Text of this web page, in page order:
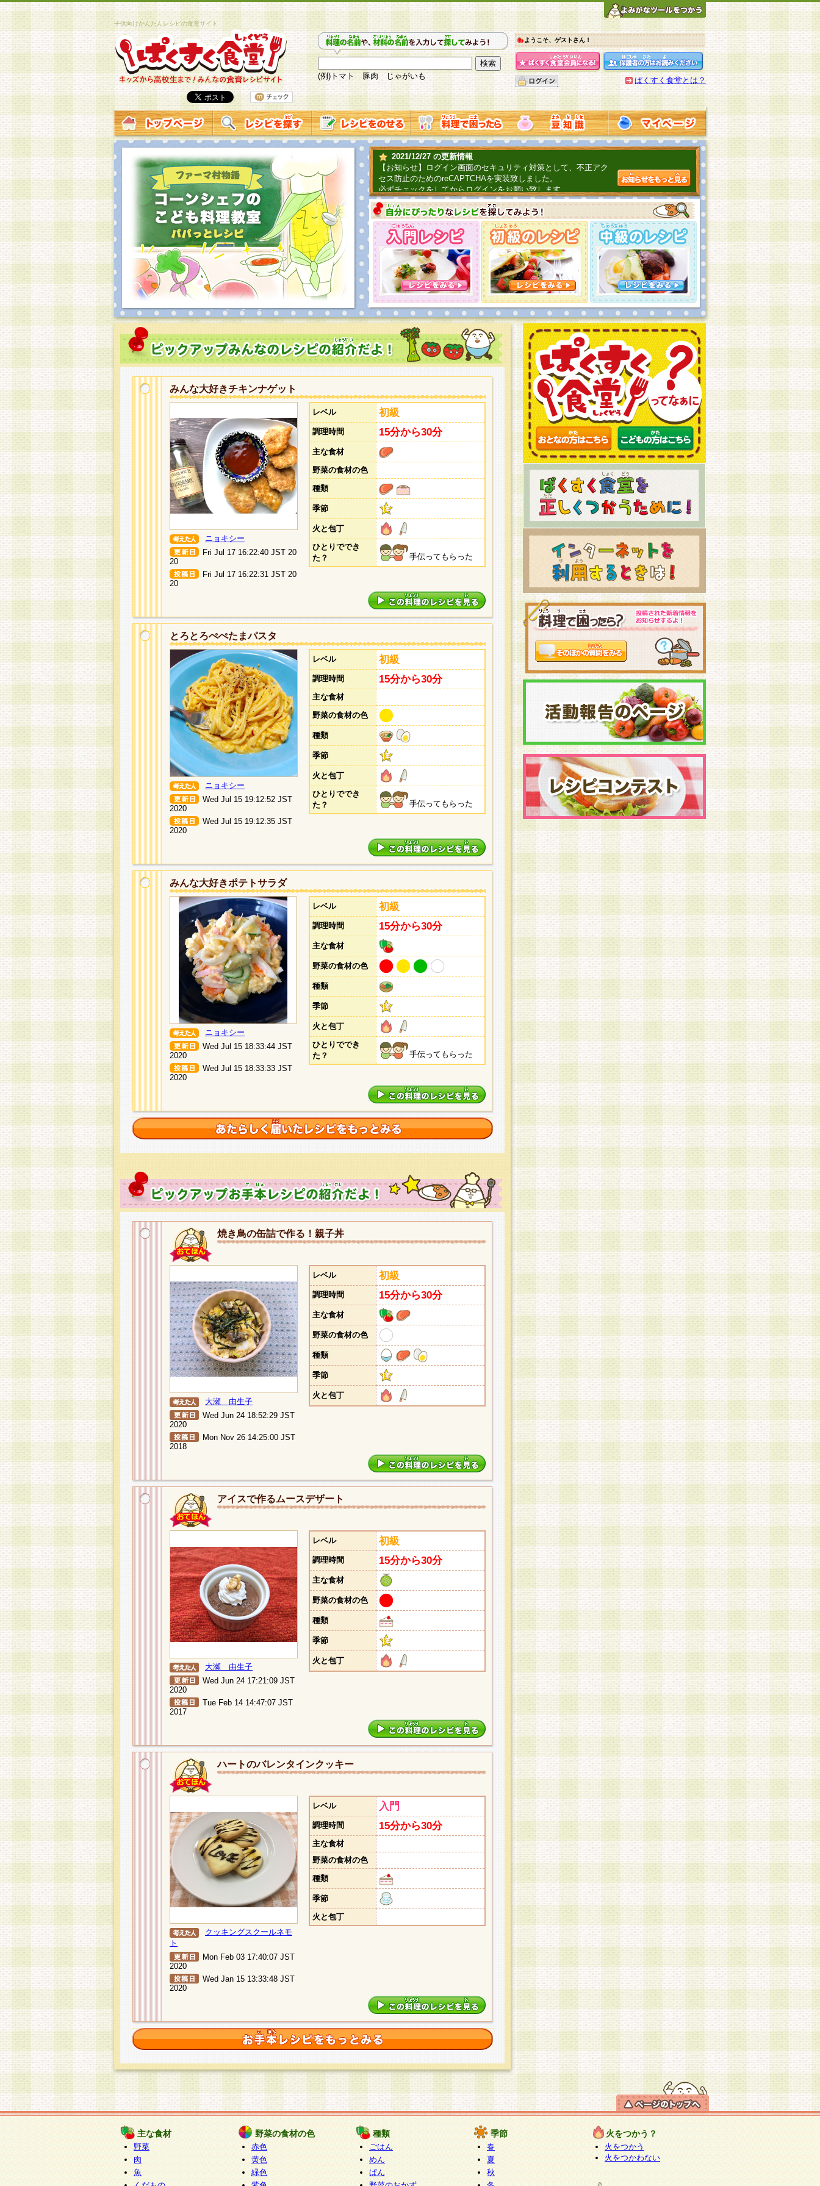
子供向けかんたんレシピの食育サイト
(例)トマト 豚肉 じゃがいも
ようこそ、ゲストさん！
ぱくすく食堂とは？
2021/12/27 の更新情報
【お知らせ】ログイン画面のセキュリティ対策として、不正アク
セス防止のためのreCAPTCHAを実装致しました。
必ずチェックをしてからログインをお願い致します。
2019/06/04 の更新情報
ファーマ村からコーンシェフが簡単レシピを紹介するよ！こちら
2018/07/01 の更新情報
チャレンジ企画第三弾！お母さん、お父さんへ日頃の感謝をこめ
てごはんを作ろう！は終了致しました。たくさんの投稿、ありが
とうございました。次回企画もお楽しみに！
みんな大好きチキンナゲット
ニョキシー
Fri Jul 17 16:22:40 JST 20
20
Fri Jul 17 16:22:31 JST 20
20
レベル 初級
調理時間 15分から30分
主な食材
野菜の食材の色
種類
季節
火と包丁
ひとりででき
た？
手伝ってもらった
とろとろぺぺたまパスタ
ニョキシー
Wed Jul 15 19:12:52 JST
2020
Wed Jul 15 19:12:35 JST
2020
レベル 初級
調理時間 15分から30分
主な食材
野菜の食材の色
種類
季節
火と包丁
ひとりででき
た？
手伝ってもらった
みんな大好きポテトサラダ
ニョキシー
Wed Jul 15 18:33:44 JST
2020
Wed Jul 15 18:33:33 JST
2020
レベル 初級
調理時間 15分から30分
主な食材
野菜の食材の色
種類
季節
火と包丁
ひとりででき
た？
手伝ってもらった
焼き鳥の缶詰で作る！親子丼
大瀬 由生子
Wed Jun 24 18:52:29 JST
2020
Mon Nov 26 14:25:00 JST
2018
レベル 初級
調理時間 15分から30分
主な食材
野菜の食材の色
種類
季節
火と包丁
アイスで作るムースデザート
大瀬 由生子
Wed Jun 24 17:21:09 JST
2020
Tue Feb 14 14:47:07 JST
2017
レベル 初級
調理時間 15分から30分
主な食材
野菜の食材の色
種類
季節
火と包丁
ハートのバレンタインクッキー
クッキングスクールネモ
ト
Mon Feb 03 17:40:07 JST
2020
Wed Jan 15 13:33:48 JST
2020
レベル 入門
調理時間 15分から30分
主な食材
野菜の食材の色
種類
季節
火と包丁
主な食材
野菜
肉
魚
野菜の食材の色
赤色
黄色
緑色
種類
ごはん
めん
ぱん
季節
春
夏
秋
火をつかう？
火をつかう
火をつかわない